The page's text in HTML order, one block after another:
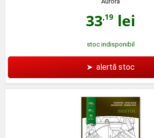
33,19 lei
stoc indisponibil
➤ alertă stoc